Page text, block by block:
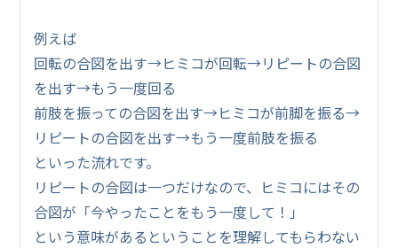
例えば
回転の合図を出す→ヒミコが回転→リピートの合図
を出す→もう一度回る
前肢を振っての合図を出す→ヒミコが前脚を振る→
リピートの合図を出す→もう一度前肢を振る
といった流れです。
リピートの合図は一つだけなので、ヒミコにはその
合図が「今やったことをもう一度して！」
という意味があるということを理解してもらわない